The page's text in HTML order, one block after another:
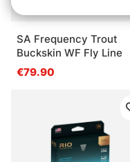
SA Frequency Trout
Buckskin WF Fly Line
€79.90